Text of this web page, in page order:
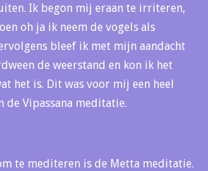
Ik begon mij eraan te irriteren,
oh ja ik neem de vogels als
bleef ik met mijn aandacht
de weerstand en kon ik het
het is. Dit was voor mij een heel
de Vipassana meditatie.
te mediteren is de Metta meditatie.